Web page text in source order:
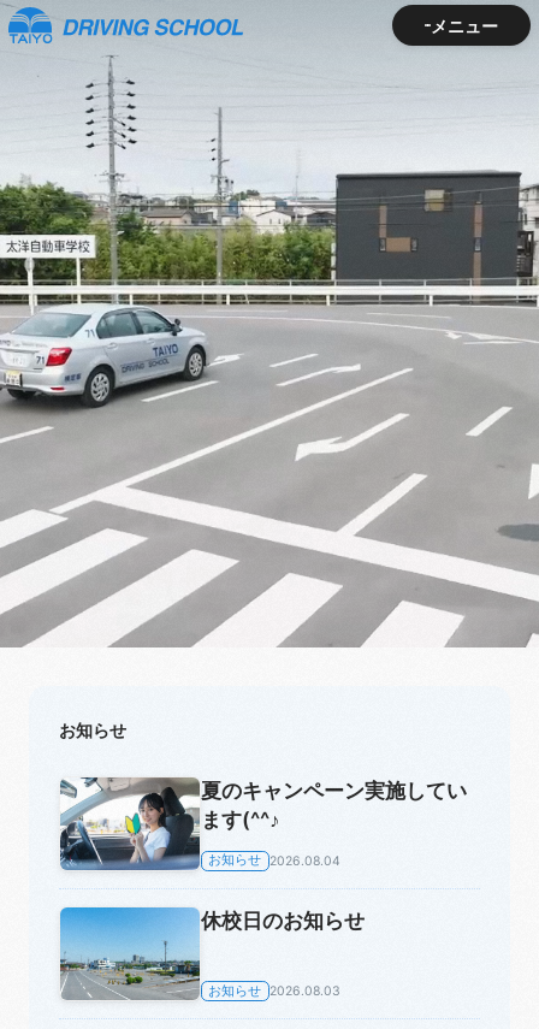
メニュー
メニュー
お知らせ
夏のキャンペーン実施してい
ます(^^♪
お知らせ 2026.08.04
休校日のお知らせ
お知らせ 2026.08.03